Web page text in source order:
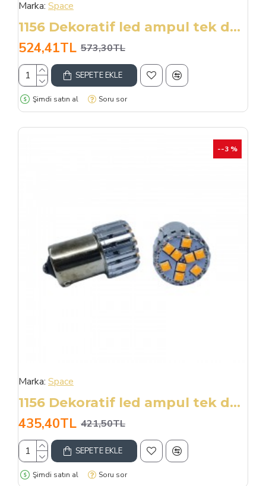
Marka: Space
1156 Dekoratif led ampul tek duy canbuslı turuncu 12v / LAAM945-1
524,41TL 573,30TL
SEPETE EKLE
Şimdi satın al Soru sor
--3 %
Marka: Space
1156 Dekoratif led ampul tek duy turuncu 12V 4W canbus / LAAM951-1
435,40TL 421,50TL
SEPETE EKLE
Şimdi satın al Soru sor